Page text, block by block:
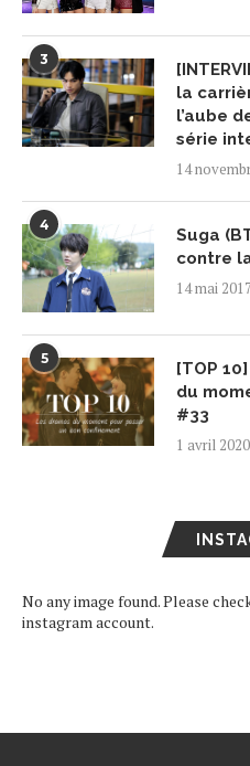
3
la
l’aube
série
14
4
Suga
contre
14 mai 2017
5
[TOP
du
#33
1 avril 2020
No any image found. Please
instagram account.